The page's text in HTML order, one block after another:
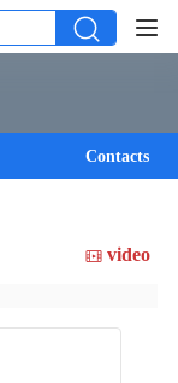
Contacts
video